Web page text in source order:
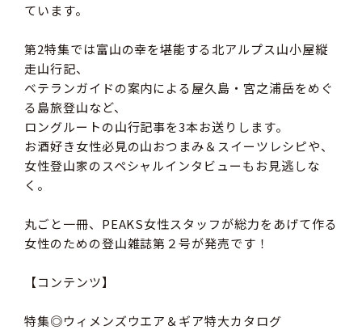
ています。
第2特集では富山の幸を堪能する北アルプス山小屋縦
走山行記、
ベテランガイドの案内による屋久島・宮之浦岳をめぐ
る島旅登山など、
ロングルートの山行記事を3本お送りします。
お酒好き女性必見の山おつまみ＆スイーツレシピや、
女性登山家のスペシャルインタビューもお見逃しな
く。
丸ごと一冊、PEAKS女性スタッフが総力をあげて作る
女性のための登山雑誌第２号が発売です！
【コンテンツ】
特集◎ウィメンズウエア＆ギア特大カタログ